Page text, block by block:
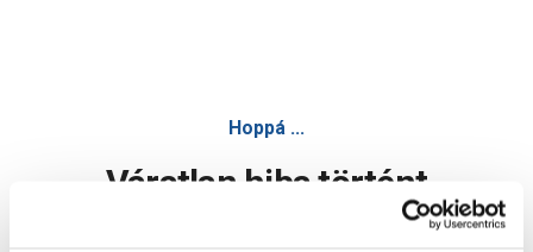
Hoppá ...
Váratlan hiba történt